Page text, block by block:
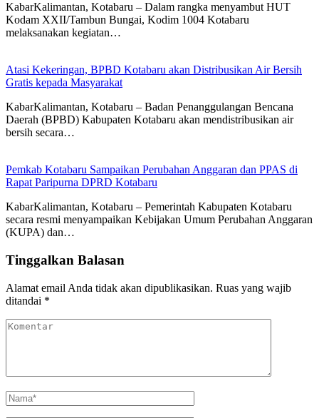
KabarKalimantan, Kotabaru – Dalam rangka menyambut HUT
Kodam XXII/Tambun Bungai, Kodim 1004 Kotabaru
melaksanakan kegiatan…
Atasi Kekeringan, BPBD Kotabaru akan Distribusikan Air Bersih
Gratis kepada Masyarakat
KabarKalimantan, Kotabaru – Badan Penanggulangan Bencana
Daerah (BPBD) Kabupaten Kotabaru akan mendistribusikan air
bersih secara…
Pemkab Kotabaru Sampaikan Perubahan Anggaran dan PPAS di
Rapat Paripurna DPRD Kotabaru
KabarKalimantan, Kotabaru – Pemerintah Kabupaten Kotabaru
secara resmi menyampaikan Kebijakan Umum Perubahan Anggaran
(KUPA) dan…
Tinggalkan Balasan
Alamat email Anda tidak akan dipublikasikan. Ruas yang wajib
ditandai *